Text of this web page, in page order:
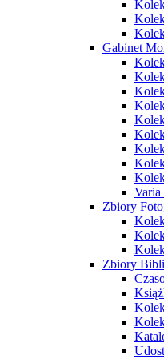
Gabinet
Zbiory
Zbiory